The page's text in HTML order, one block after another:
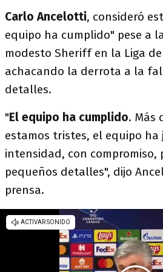
Carlo Ancelotti, consideró
equipo ha cumplido" pese a
modesto Sheriff en la Liga de
achacando la derrota a la
detalles.
"El equipo ha cumplido. Más
estamos tristes, el equipo ha
intensidad, con compromiso,
pequeños detalles", dijo
prensa.